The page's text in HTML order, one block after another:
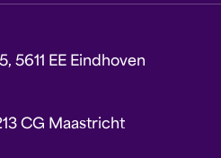
5611 EE Eindhoven
CG Maastricht